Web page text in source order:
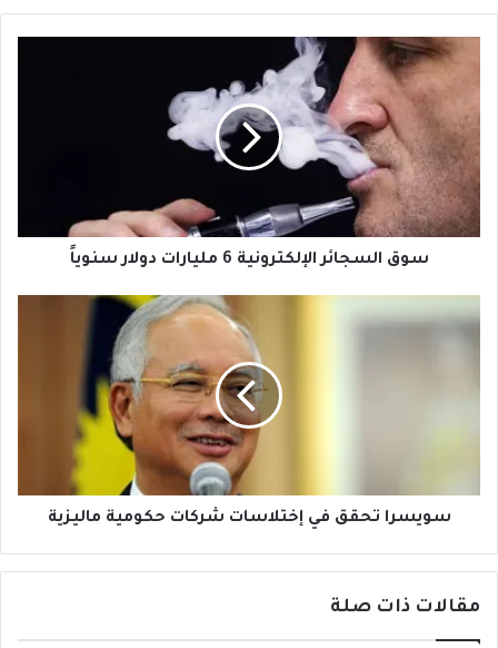
سوق
السجائر
الإلكترونية
6
مليارات
دولار
سنوياً
سوق السجائر الإلكترونية 6 مليارات دولار سنوياً
سويسرا تحقق في إختلاسات شركات حكومية ماليزية
مقالات ذات صلة